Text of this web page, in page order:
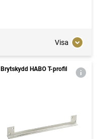
Visa
Brytskydd HABO T-profil